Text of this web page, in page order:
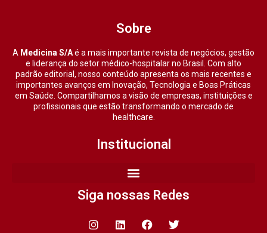
Sobre
A Medicina S/Aé a mais importante revista de negócios, gestão
e liderança do setor médico-hospitalar no Brasil. Com alto
padrão editorial, nosso conteúdo apresenta os mais recentes e
importantes avanços em Inovação, Tecnologia e Boas Práticas
em Saúde. Compartilhamos a visão de empresas, instituições e
profissionais que estão transformando o mercado de
healthcare.
Institucional
Siga nossas Redes